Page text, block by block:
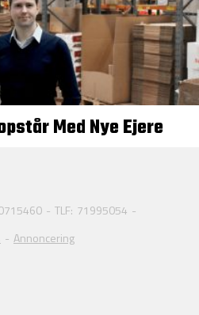
Med Nye Ejere
- TLF: 71995054 -
- Annoncering